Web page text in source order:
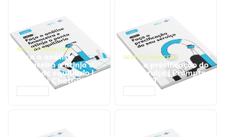
GESTÃO FINANCEIRA
Faça a análise
financeira e atinja o
ponto de equilíbrio |
Prompts ChatGPT
GESTÃO FINANCEIRA
Faça a precificação do
seu serviço | Prompts
ChatGPT